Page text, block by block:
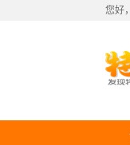
您好